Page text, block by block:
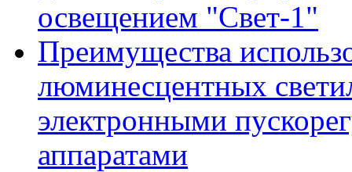
освещением "Свет-1"
Преимущества
люминесцентных
электронными
аппаратами